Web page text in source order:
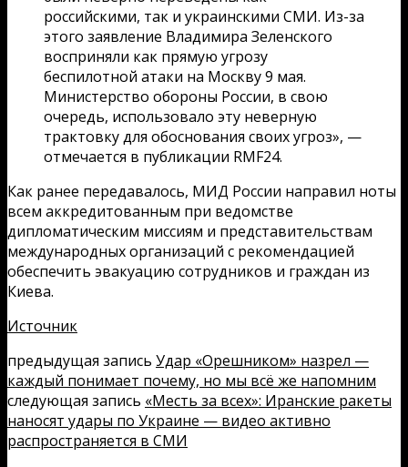
российскими, так и украинскими СМИ. Из-за
этого заявление Владимира Зеленского
восприняли как прямую угрозу
беспилотной атаки на Москву 9 мая.
Министерство обороны России, в свою
очередь, использовало эту неверную
трактовку для обоснования своих угроз», —
отмечается в публикации RMF24.
Как ранее передавалось, МИД России направил ноты
всем аккредитованным при ведомстве
дипломатическим миссиям и представительствам
международных организаций с рекомендацией
обеспечить эвакуацию сотрудников и граждан из
Киева.
Источник
предыдущая запись Удар «Орешником» назрел —
каждый понимает почему, но мы всё же напомним
следующая запись «Месть за всех»: Иранские ракеты
наносят удары по Украине — видео активно
распространяется в СМИ